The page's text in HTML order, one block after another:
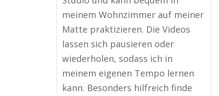
meinem Wohnzimmer auf meiner
Matte praktizieren. Die Videos
lassen sich pausieren oder
wiederholen, sodass ich in
meinem eigenen Tempo lernen
kann. Besonders hilfreich finde